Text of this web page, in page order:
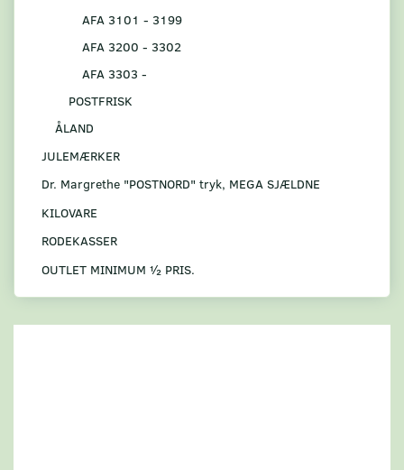
AFA 3101 - 3199
AFA 3200 - 3302
AFA 3303 -
POSTFRISK
ÅLAND
JULEMÆRKER
Dr. Margrethe "POSTNORD" tryk, MEGA SJÆLDNE
KILOVARE
RODEKASSER
OUTLET MINIMUM ½ PRIS.